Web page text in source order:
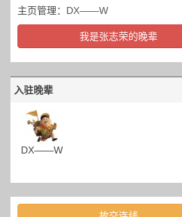
主页管理： DX——W
我是张志荣的晚辈
入驻晚辈
DX——W